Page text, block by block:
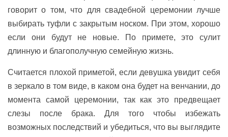
говорит о том, что для свадебной церемонии лучше
выбирать туфли с закрытым носком. При этом, хорошо
если они будут не новые. По примете, это сулит
длинную и благополучную семейную жизнь.
Считается плохой приметой, если девушка увидит себя
в зеркало в том виде, в каком она будет на венчании, до
момента самой церемонии, так как это предвещает
слезы после брака. Для того чтобы избежать
возможных последствий и убедиться, что вы выглядите